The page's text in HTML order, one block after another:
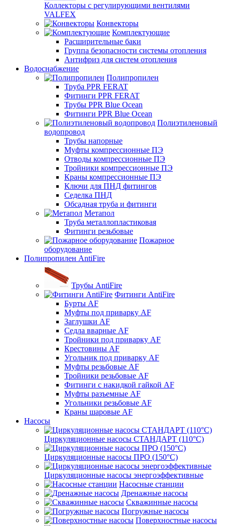
Коллекторы с регулирующими вентилями
VALFEX
Конвекторы
Комплектующие
Расширительные баки
Группа безопасности системы отопления
Антифриз для систем отопления
Водоснабжение
Полипропилен
Труба PPR FERAT
Фитинги PPR FERAT
Трубы PPR Blue Ocean
Фитинги PPR Blue Ocean
Полиэтиленовый
водопровод
Трубы напорные
Муфты компрессионные ПЭ
Отводы компрессионные ПЭ
Тройники компрессионные ПЭ
Краны компрессионные ПЭ
Ключи для ПНД фитингов
Седелка ПНД
Обсадная труба и фитинги
Метапол
Труба металлопластиковая
Фитинги резьбовые
Пожарное
оборудование
Полипропилен AntiFire
Трубы AntiFire
Фитинги AntiFire
Бурты AF
Муфты под приварку AF
Заглушки AF
Седла вварные AF
Тройники под приварку AF
Крестовины AF
Угольник под приварку AF
Муфты резьбовые AF
Тройники резьбовые AF
Фитинги с накидкой гайкой AF
Муфты разъемные AF
Угольники резьбовые AF
Краны шаровые AF
Насосы
Циркуляционные насосы СТАНДАРТ (110°C)
Циркуляционные насосы ПРО (150°C)
Циркуляционные насосы энергоэффективные
Насосные станции
Дренажные насосы
Скважинные насосы
Погружные насосы
Поверхностные насосы